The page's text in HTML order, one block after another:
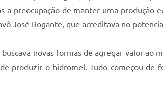
preocupação de manter uma produção
José Rogante, que acreditava no
novas formas de agregar valor ao
produzir o hidromel. Tudo começou de